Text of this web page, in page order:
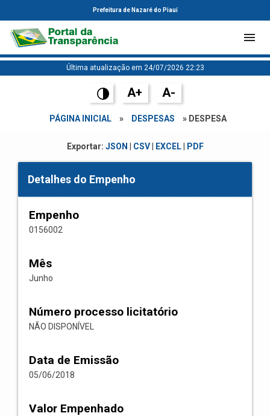
Prefeitura de Nazaré do Piauí
Última atualização em 24/07/2026 22:23
A+ A-
PÁGINA INICIAL » DESPESAS » DESPESA
Exportar: JSON CSV| EXCEL| PDF
Detalhes do Empenho
Empenho
0156002
Mês
Junho
Número processo licitatório
NÃO DISPONÍVEL
Data de Emissão
05/06/2018
Valor Empenhado